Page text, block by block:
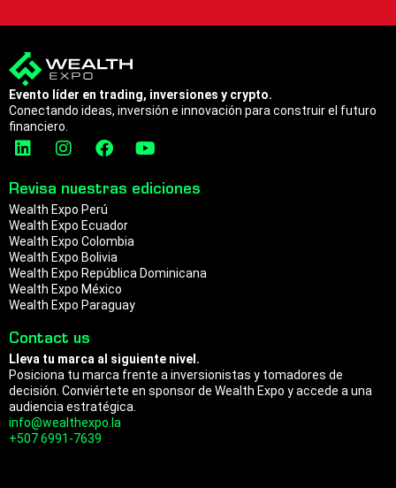
Evento líder en trading, inversiones y crypto.
Conectando ideas, inversión e innovación para construir el futuro
financiero.
L
i
k
e
d
i
n
I
n
t
a
g
r
a
m
F
a
e
b
o
o
k
Y
o
u
t
Revisa nuestras ediciones
Wealth Expo Perú
Wealth Expo Ecuador
Wealth Expo Colombia
Wealth Expo Bolivia
Wealth Expo República Dominicana
Wealth Expo México
Wealth Expo Paraguay
Contact us
Lleva tu marca al siguiente nivel.
Posiciona tu marca frente a inversionistas y tomadores de
decisión. Conviértete en sponsor de Wealth Expo y accede a una
audiencia estratégica.
info@wealthexpo.la
+507 6991-7639